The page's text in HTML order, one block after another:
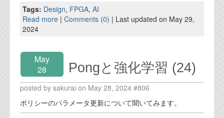
Tags: Design, FPGA, AI
Read more | Comments (0) | Last updated on May 29,
2024
May
28
Pongと強化学習 (24)
posted by sakurai on May 28, 2024 #806
ポリシーのパラメータ更新について聞いてみます。